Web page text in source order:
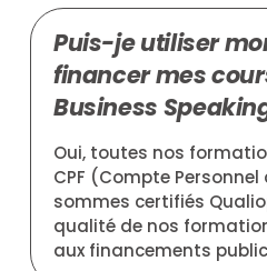
Puis-je utiliser
financer mes
Business
Oui, toutes nos
CPF (Compte
sommes certifiés
qualité de nos
aux financements